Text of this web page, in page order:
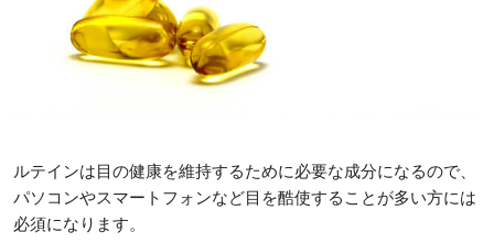
ルテインは目の健康を維持するために必要な成分になるので、
パソコンやスマートフォンなど目を酷使することが多い方には
必須になります。